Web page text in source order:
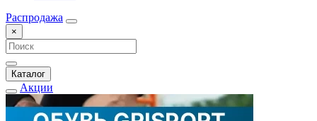
Распродажа
×
Каталог
Акции